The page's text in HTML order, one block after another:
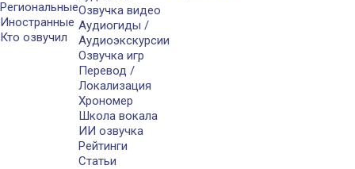
Региональные
Иностранные
Кто озвучил
Озвучка видео
Аудиогиды /
Аудиоэкскурсии
Озвучка игр
Перевод /
Локализация
Хрономер
Школа вокала
ИИ озвучка
Рейтинги
Статьи